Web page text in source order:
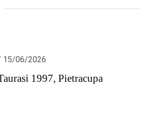
15/06/2026
1997, Pietracupa